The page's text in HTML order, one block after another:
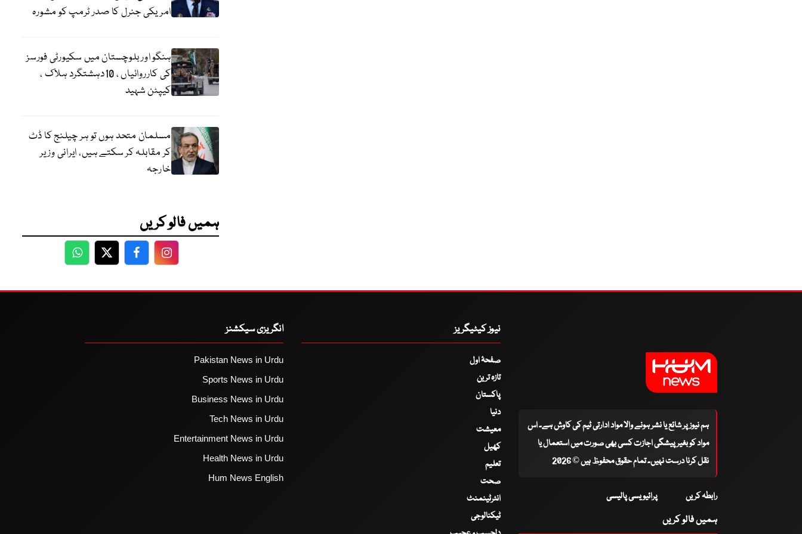
امریکی جنرل کا صدر ٹرمپ کو مشورہ
ہنگو اور بلوچستان میں سکیورٹی فورسز
کی کارروائیاں ، 10دہشتگرد ہلاک ،
کیپٹن شہید
مسلمان متحد ہوں تو ہر چیلنج کا ڈٹ
کر مقابلہ کر سکتے ہیں، ایرانی وزیر
خارجہ
ہمیں فالو کریں
WhatsApp
TwitterFacebookFacebook
ہم نیوز پر شائع یا نشر ہونے والا مواد ادارتی ٹیم کی کاوش ہے۔ اس
مواد کو بغیر پیشگی اجازت کسی بھی صورت میں استعمال یا
نقل کرنا درست نہیں۔ تمام حقوق محفوظ ہیں © 2026
رابطہ کریں پرائیویسی پالیسی
ہمیں فالو کریں
نیوز کیٹیگریز
صفحۂ اول
تازہ ترین
پاکستان
دنیا
معیشت
کھیل
تعلیم
صحت
انٹرٹینمنٹ
ٹیکنالوجی
انگریزی سیکشنز
Pakistan News in Urdu
Sports News in Urdu
Business News in Urdu
Tech News in Urdu
Entertainment News in Urdu
Health News in Urdu
Hum News English